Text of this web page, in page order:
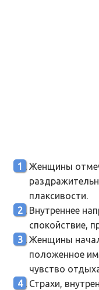
Женщины
плаксивости.
Внутреннее
спокойствие,
Женщины
положенное
чувство
Страхи,